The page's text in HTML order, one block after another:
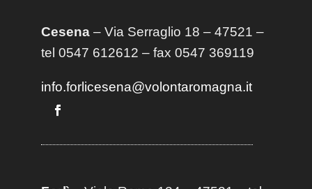
Cesena– Via Serraglio 18 – 47521 –
tel 0547 612612 – fax 0547 369119
info.forlicesena@volontaromagna.it